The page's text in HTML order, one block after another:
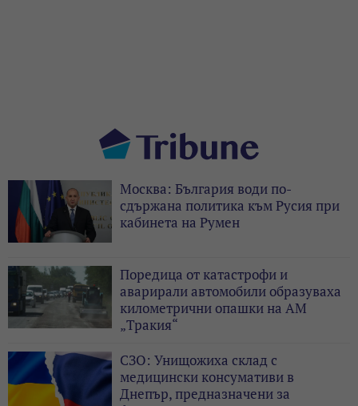
Москва: България води по-
сдържана политика към Русия при
кабинета на Румен
Поредица от катастрофи и
аварирали автомобили образуваха
километрични опашки на АМ
„Тракия“
СЗО: Унищожиха склад с
медицински консумативи в
Днепър, предназначени за